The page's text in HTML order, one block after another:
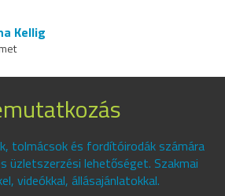
Kellig
tolmácsok és fordítóirodák számára
üzletszerzési lehetőséget. Szakmai
videókkal, állásajánlatokkal.